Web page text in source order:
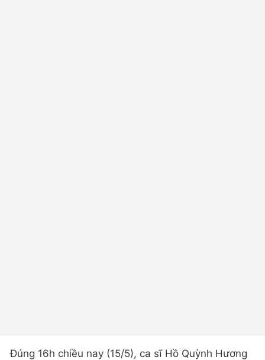
Đúng 16h chiều nay (15/5), ca sĩ Hồ Quỳnh Hương